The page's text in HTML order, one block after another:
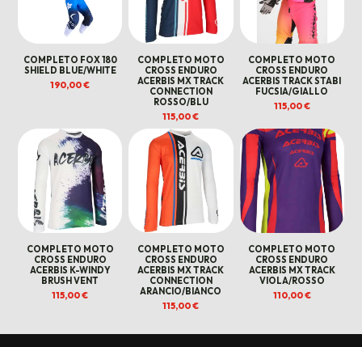
COMPLETO FOX 180
SHIELD BLUE/WHITE
190,00€
COMPLETO MOTO
CROSS ENDURO
ACERBIS MX TRACK
CONNECTION
ROSSO/BLU
115,00€
COMPLETO MOTO
CROSS ENDURO
ACERBIS TRACK STABI
FUCSIA/GIALLO
115,00€
COMPLETO MOTO
CROSS ENDURO
ACERBIS K-WINDY
BRUSH VENT
115,00€
COMPLETO MOTO
CROSS ENDURO
ACERBIS MX TRACK
CONNECTION
ARANCIO/BIANCO
115,00€
COMPLETO MOTO
CROSS ENDURO
ACERBIS MX TRACK
VIOLA/ROSSO
110,00€